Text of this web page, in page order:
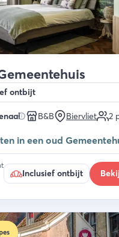
ontbijt
B&B Biervliet 2
in een oud
Inclusief ontbijt